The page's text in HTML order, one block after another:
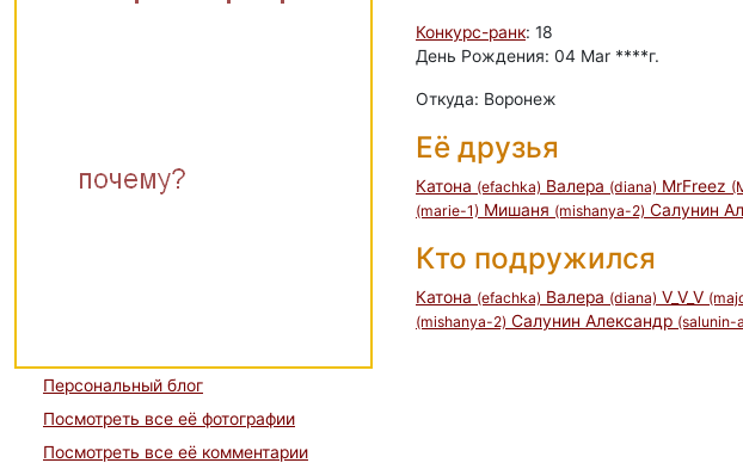
Персональный блог
Посмотреть все её фотографии
Посмотреть все её комментарии
Конкурс-ранк: 18
День Рождения: 04 Mar ****г.
Откуда: Воронеж
Её друзья
Катона (efachka) Валера (diana) MrFreez
(marie-1) Мишаня (mishanya-2) Салунин
Кто подружился
Катона (efachka) Валера (diana) V_V_V
(mishanya-2) Салунин Александр (salunin-